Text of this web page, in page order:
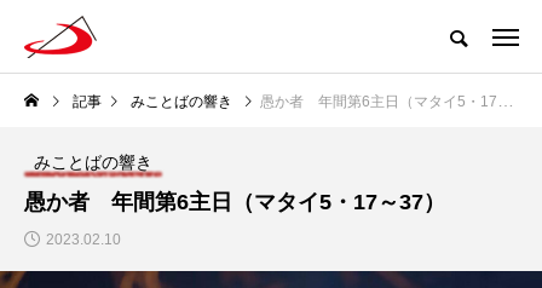
記事 みことばの響き 愚か者 年間第6主日（マタイ5・17～37）
みことばの響き
愚か者 年間第6主日（マタイ5・17～37）
2023.02.10